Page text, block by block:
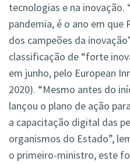
tecnologias e na inovação.
pandemia, é o ano em
dos campeões da
classificação de “forte
em junho, pelo European
2020). “Mesmo antes do
lançou o plano de ação
a capacitação digital das
organismos do Estado”,
o primeiro-ministro, este